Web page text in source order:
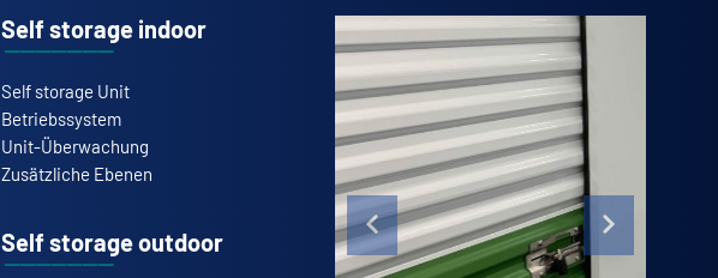
Self storage indoor
Self storage Unit
Betriebssystem
Unit-Überwachung
Zusätzliche Ebenen
Self storage outdoor